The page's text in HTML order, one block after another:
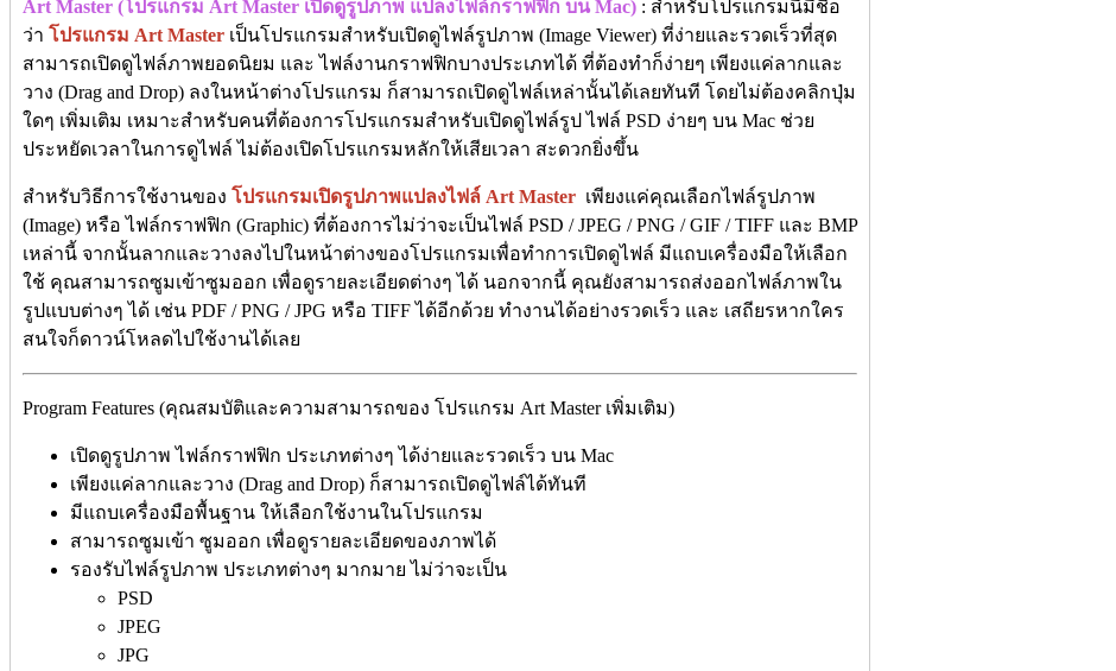
Art Master (โปรแกรม Art Master เปิดดูรูปภาพ แปลงไฟล์กราฟฟิก บน Mac) : สำหรับโปรแกรมนี้มีชื่อ
ว่า โปรแกรม Art Master เป็นโปรแกรมสำหรับเปิดดูไฟล์รูปภาพ (Image Viewer) ที่ง่ายและรวดเร็วที่สุด
สามารถเปิดดูไฟล์ภาพยอดนิยม และ ไฟล์งานกราฟฟิกบางประเภทได้ ที่ต้องทำก็ง่ายๆ เพียงแค่ลากและ
วาง (Drag and Drop) ลงในหน้าต่างโปรแกรม ก็สามารถเปิดดูไฟล์เหล่านั้นได้เลยทันที โดยไม่ต้องคลิกปุ่ม
ใดๆ เพิ่มเติม เหมาะสำหรับคนที่ต้องการโปรแกรมสำหรับเปิดดูไฟล์รูป ไฟล์ PSD ง่ายๆ บน Mac ช่วย
ประหยัดเวลาในการดูไฟล์ ไม่ต้องเปิดโปรแกรมหลักให้เสียเวลา สะดวกยิ่งขึ้น
สำหรับวิธีการใช้งานของ โปรแกรมเปิดรูปภาพแปลงไฟล์ Art Master เพียงแค่คุณเลือกไฟล์รูปภาพ
(Image) หรือ ไฟล์กราฟฟิก (Graphic) ที่ต้องการไม่ว่าจะเป็นไฟล์ PSD / JPEG / PNG / GIF / TIFF และ BMP
เหล่านี้ จากนั้นลากและวางลงไปในหน้าต่างของโปรแกรมเพื่อทำการเปิดดูไฟล์ มีแถบเครื่องมือให้เลือก
ใช้ คุณสามารถซูมเข้าซูมออก เพื่อดูรายละเอียดต่างๆ ได้ นอกจากนี้ คุณยังสามารถส่งออกไฟล์ภาพใน
รูปแบบต่างๆ ได้ เช่น PDF / PNG / JPG หรือ TIFF ได้อีกด้วย ทำงานได้อย่างรวดเร็ว และ เสถียรหากใคร
สนใจก็ดาวน์โหลดไปใช้งานได้เลย
Program Features (คุณสมบัติและความสามารถของ โปรแกรม Art Master เพิ่มเติม)
เปิดดูรูปภาพ ไฟล์กราฟฟิก ประเภทต่างๆ ได้ง่ายและรวดเร็ว บน Mac
เพียงแค่ลากและวาง (Drag and Drop) ก็สามารถเปิดดูไฟล์ได้ทันที
มีแถบเครื่องมือพื้นฐาน ให้เลือกใช้งานในโปรแกรม
สามารถซูมเข้า ซูมออก เพื่อดูรายละเอียดของภาพได้
รองรับไฟล์รูปภาพ ประเภทต่างๆ มากมาย ไม่ว่าจะเป็น
PSD
JPEG
JPG